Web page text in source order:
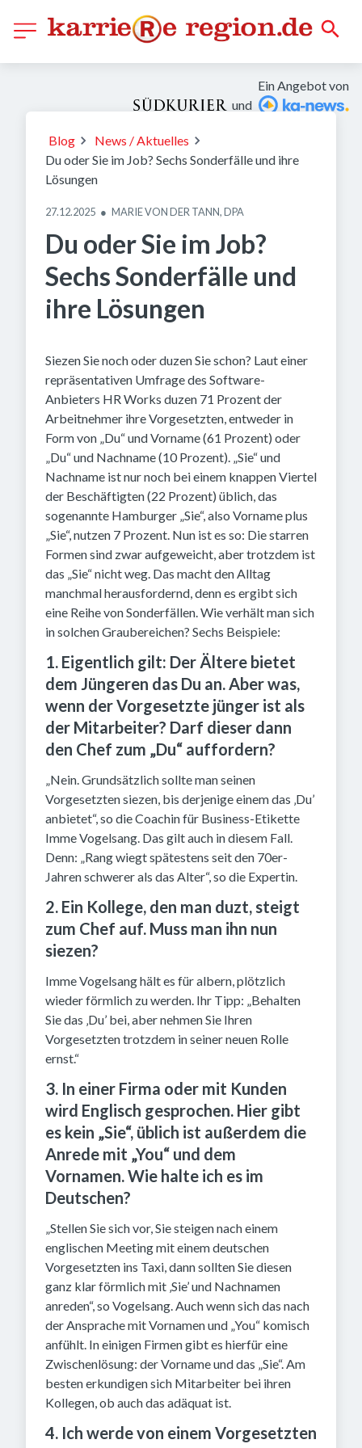
Ein Angebot von
und
Bild: Zacharie Scheurer / dpa-tmn
Blog
News / Aktuelles
Du oder Sie im Job? Sechs Sonderfälle und ihre
Lösungen
27.12.2025 ● MARIE VON DER TANN, DPA
Du oder Sie im Job?
Sechs Sonderfälle und
ihre Lösungen
Siezen Sie noch oder duzen Sie schon? Laut einer
repräsentativen Umfrage des Software-
Anbieters HR Works duzen 71 Prozent der
Arbeitnehmer ihre Vorgesetzten, entweder in
Form von „Du“ und Vorname (61 Prozent) oder
„Du“ und Nachname (10 Prozent). „Sie“ und
Nachname ist nur noch bei einem knappen Viertel
der Beschäftigten (22 Prozent) üblich, das
sogenannte Hamburger „Sie“, also Vorname plus
„Sie“, nutzen 7 Prozent. Nun ist es so: Die starren
Formen sind zwar aufgeweicht, aber trotzdem ist
das „Sie“ nicht weg. Das macht den Alltag
manchmal herausfordernd, denn es ergibt sich
eine Reihe von Sonderfällen. Wie verhält man sich
in solchen Graubereichen? Sechs Beispiele:
1. Eigentlich gilt: Der Ältere bietet
dem Jüngeren das Du an. Aber was,
wenn der Vorgesetzte jünger ist als
der Mitarbeiter? Darf dieser dann
den Chef zum „Du“ auffordern?
„Nein. Grundsätzlich sollte man seinen
Vorgesetzten siezen, bis derjenige einem das ‚Du’
anbietet“, so die Coachin für Business-Etikette
Imme Vogelsang. Das gilt auch in diesem Fall.
Denn: „Rang wiegt spätestens seit den 70er-
Jahren schwerer als das Alter“, so die Expertin.
2. Ein Kollege, den man duzt, steigt
zum Chef auf. Muss man ihn nun
siezen?
Imme Vogelsang hält es für albern, plötzlich
wieder förmlich zu werden. Ihr Tipp: „Behalten
Sie das ‚Du’ bei, aber nehmen Sie Ihren
Vorgesetzten trotzdem in seiner neuen Rolle
ernst.“
3. In einer Firma oder mit Kunden
wird Englisch gesprochen. Hier gibt
es kein „Sie“, üblich ist außerdem die
Anrede mit „You“ und dem
Vornamen. Wie halte ich es im
Deutschen?
„Stellen Sie sich vor, Sie steigen nach einem
englischen Meeting mit einem deutschen
Vorgesetzten ins Taxi, dann sollten Sie diesen
ganz klar förmlich mit ‚Sie’ und Nachnamen
anreden“, so Vogelsang. Auch wenn sich das nach
der Ansprache mit Vornamen und „You“ komisch
anfühlt. In einigen Firmen gibt es hierfür eine
Zwischenlösung: der Vorname und das „Sie“. Am
besten erkundigen sich Mitarbeiter bei ihren
Kollegen, ob auch das adäquat ist.
4. Ich werde von einem Vorgesetzten